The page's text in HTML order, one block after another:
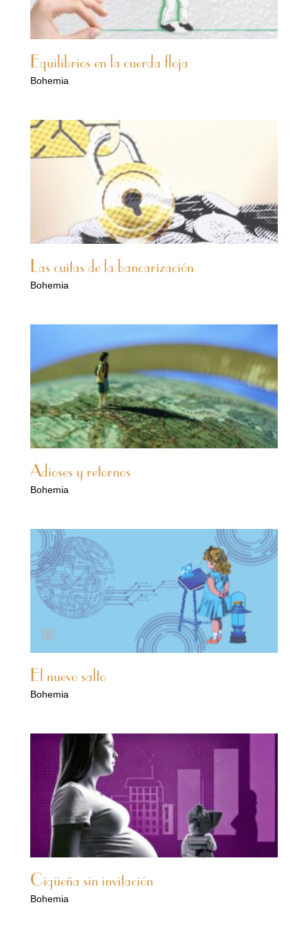
Equilibrios en la cuerda floja
Bohemia
Las cuitas de la bancarización
Bohemia
Adioses y retornos
Bohemia
El nuevo salto
Bohemia
Cigüeña sin invitación
Bohemia